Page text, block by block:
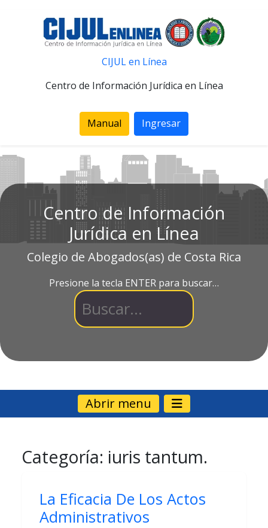
CIJUL en Línea
Centro de Información Jurídica en Línea
Manual Ingresar
Centro de Información
Jurídica en Línea
Colegio de Abogados(as) de Costa Rica
Presione la tecla ENTER para buscar…
Abrir menu
Categoría: iuris tantum.
La Eficacia De Los Actos
Administrativos